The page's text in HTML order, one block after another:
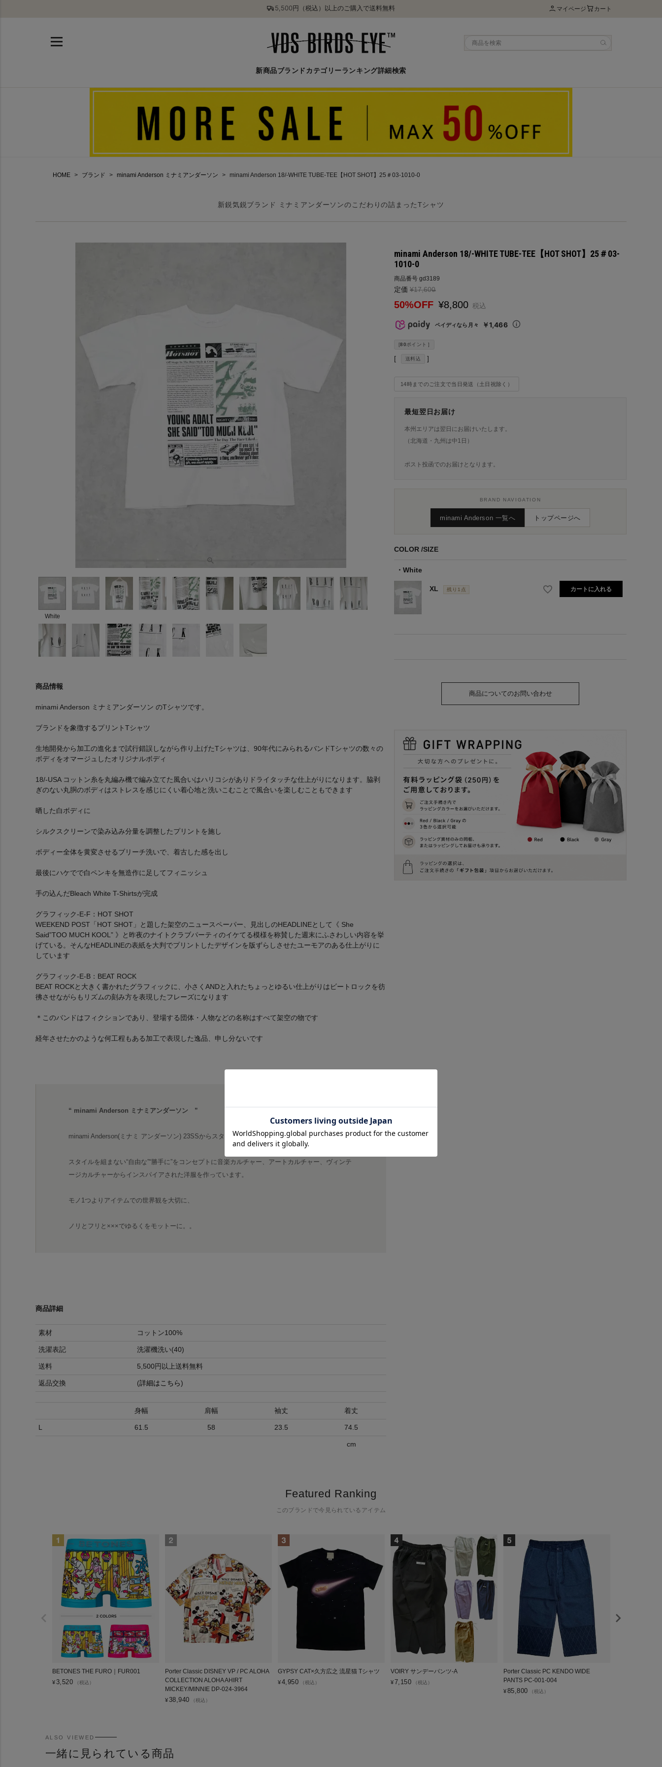
5,500円（税込）以上のご購入で送料無料 マイページ カート
新商品ブランド カテゴリーランキング詳細検索
HOME ブランド minami Anderson ミナミアンダーソン minami Anderson 18/-WHITE TUBE-TEE【HOT SHOT】25＃03-1010-0
新鋭気鋭ブランド ミナミアンダーソンのこだわりの詰まったTシャツ
White
商品情報
minami Anderson ミナミアンダーソン のTシャツです。
ブランドを象徴するプリントTシャツ
生地開発から加工の進化まで試行錯誤しながら作り上げたTシャツは、90年代にみられるバンドTシャツの数々の
ボディをオマージュしたオリジナルボディ
18/-USA コットン糸を丸編み機で編み立てた風合いはハリコシがありドライタッチな仕上がりになります。脇剥
ぎのない丸胴のボディはストレスを感じにくい着心地と洗いこむことで風合いを楽しむこともできます
晒した白ボディに
シルクスクリーンで染み込み分量を調整したプリントを施し
ボディー全体を黄変させるブリーチ洗いで、着古した感を出し
最後にハケでで白ペンキを無造作に足してフィニッシュ
手の込んだBleach White T-Shirtsが完成
グラフィック-E-F：HOT SHOT
WEEKEND POST「HOT SHOT」と題した架空のニュースペーパー、見出しのHEADLINEとして《 She
Said”TOO MUCH KOOL” 》と昨夜のナイトクラブパーティのイケてる模様を称賛した週末にふさわしい内容を挙
げている。そんなHEADLINEの表紙を大判でプリントしたデザインを版ずらしさせたユーモアのある仕上がりに
しています
グラフィック-E-B：BEAT ROCK
BEAT ROCKと大きく書かれたグラフィックに、小さくANDと入れたちょっとゆるい仕上がりはビートロックを彷
彿させながらもリズムの刻み方を表現したフレーズになります
＊このバンドはフィクションであり、登場する団体・人物などの名称はすべて架空の物です
経年させたかのような何工程もある加工で表現した逸品、申し分ないです
“ minami Anderson ミナミアンダーソン ”
minami Anderson(ミナミ アンダーソン) 23SSからスタート
スタイルを組まない“自由な”“勝手に”をコンセプトに音楽カルチャー、アートカルチャー、ヴィンテ
ージカルチャーからインスパイアされた洋服を作っています。
モノ1つよりアイテムでの世界観を大切に、
ノリとフリと×××でゆるくをモットーに。。
商品詳細
素材 コットン100%
洗濯表記 洗濯機洗い(40)
送料 5,500円以上送料無料
返品交換 (詳細はこちら)
身幅 肩幅 袖丈 着丈
L 61.5 58 23.5 74.5
cm
minami Anderson 18/-WHITE TUBE-TEE【HOT SHOT】25＃03-
1010-0
商品番号 gd3189
定価 ¥17,600
→
50%OFF ¥8,800 税込
ペイディなら月々 ￥1,466
[80ポイント ]
送料込
14時までのご注文で当日発送（土日祝除く）
最短翌日お届け
本州エリアは翌日にお届けいたします。
（北海道・九州は中1日）
ポスト投函でのお届けとなります。
BRAND NAVIGATION
minami Anderson 一覧へ トップページへ
COLOR SIZE
White
XL 残り1点 カートに入れる
商品についてのお問い合わせ
Featured Ranking
このブランドで今見られているアイテム
BETONES THE FURO｜FUR001
¥ 3,520 （税込）
Porter Classic DISNEY VP / PC ALOHA
COLLECTION ALOHA AHIRT
MICKEY/MINNIE DP-024-3964
¥ 38,940 （税込）
GYPSY CAT×久方広之 流星猫 Tシャツ
¥4,950 （税込）
VOIRY サンデーパンツ-A
¥7,150 （税込）
Porter Classic PC KENDO WIDE
PANTS PC-001-004
¥85,800 （税込）
ALSO VIEWED
一緒に見られている商品